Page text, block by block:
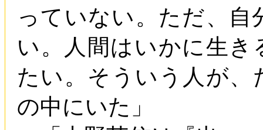
っていない。ただ、
い。人間はいかに生
たい。そういう人が
の中にいた」